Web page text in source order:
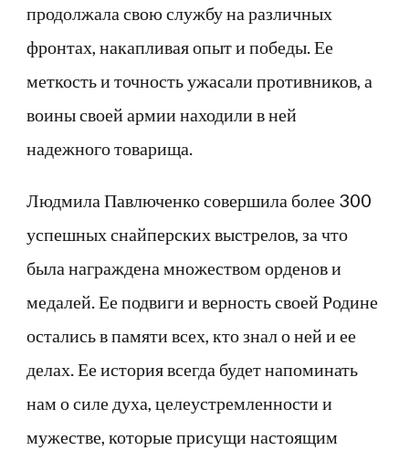
продолжала свою службу на различных
фронтах, накапливая опыт и победы. Ее
меткость и точность ужасали противников, а
воины своей армии находили в ней
надежного товарища.
Людмила Павлюченко совершила более 300
успешных снайперских выстрелов, за что
была награждена множеством орденов и
медалей. Ее подвиги и верность своей Родине
остались в памяти всех, кто знал о ней и ее
делах. Ее история всегда будет напоминать
нам о силе духа, целеустремленности и
мужестве, которые присущи настоящим